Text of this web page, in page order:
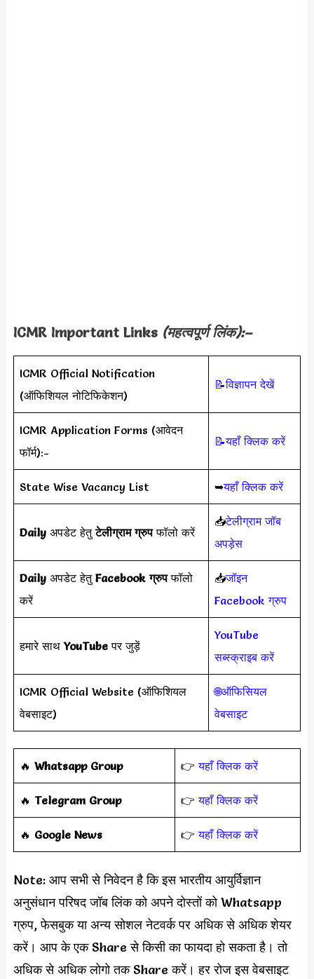
ICMR Important Links (महत्वपूर्ण लिंक):–
ICMR Official Notification
(ऑफिशियल नोटिफिकेशन)
📝विज्ञापन देखें
ICMR Application Forms (आवेदन
फॉर्म):-
📝यहाँ क्लिक करें
State Wise Vacancy List ➥यहाँ क्लिक करें
Daily अपडेट हेतुटेलीग्राम ग्रुपफॉलो करें
📥टेलीग्राम जॉब
अपड़ेस
Daily अपडेट हेतुFacebook ग्रुपफॉलो
करें
📥जॉइन
Facebook ग्रुप
हमारे साथYouTubeपर जुड़ें
YouTube
सब्स्क्राइब करें
ICMR Official Website (ऑफिशियल
वेबसाइट)
🌐ऑफिसियल
वेबसाइट
‎️‍🔥 Whatsapp Group 👉यहाँ क्लिक करें
‎️‍🔥 Telegram Group 👉यहाँ क्लिक करें
️‍🔥 Google News 👉 यहाँ क्लिक करें
Note: आप सभी से निवेदन है कि इस भारतीय आयुर्विज्ञान
अनुसंधान परिषद जॉब लिंक को अपने दोस्तों को Whatsapp
ग्रुप, फेसबुक या अन्य सोशल नेटवर्क पर अधिक से अधिक शेयर
करें। आप के एक Share से किसी का फायदा हो सकता है। तो
अधिक से अधिक लोगो तक Share करें। हर रोज इस वेबसाइट